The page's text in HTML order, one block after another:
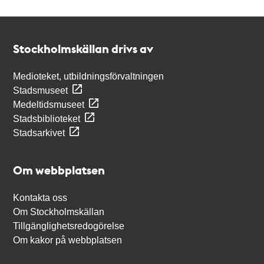
Stockholmskällan drivs av
Medioteket, utbildningsförvaltningen
Stadsmuseet
Medeltidsmuseet
Stadsbiblioteket
Stadsarkivet
Om webbplatsen
Kontakta oss
Om Stockholmskällan
Tillgänglighetsredogörelse
Om kakor på webbplatsen